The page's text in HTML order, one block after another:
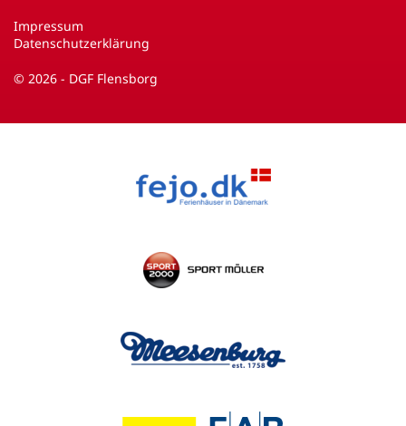
Impressum
Datenschutzerklärung
© 2026 - DGF Flensborg